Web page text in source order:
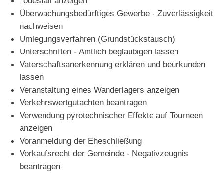
Überwachungsbedürftiges Gewerbe - Zuverlässigkeit
nachweisen
Umlegungsverfahren (Grundstückstausch)
Unterschriften - Amtlich beglaubigen lassen
Vaterschaftsanerkennung erklären und beurkunden
lassen
Veranstaltung eines Wanderlagers anzeigen
Verkehrswertgutachten beantragen
Verwendung pyrotechnischer Effekte auf Tourneen
anzeigen
Voranmeldung der Eheschließung
Vorkaufsrecht der Gemeinde - Negativzeugnis
beantragen